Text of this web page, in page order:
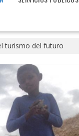
turismo del futuro